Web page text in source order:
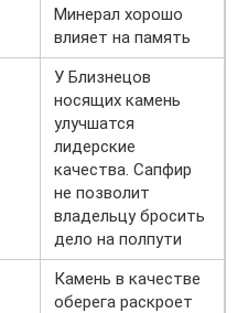
Минерал хорошо
влияет на память
У Близнецов
носящих камень
улучшатся
лидерские
качества. Сапфир
не позволит
владельцу бросить
дело на полпути
Камень в качестве
оберега раскроет